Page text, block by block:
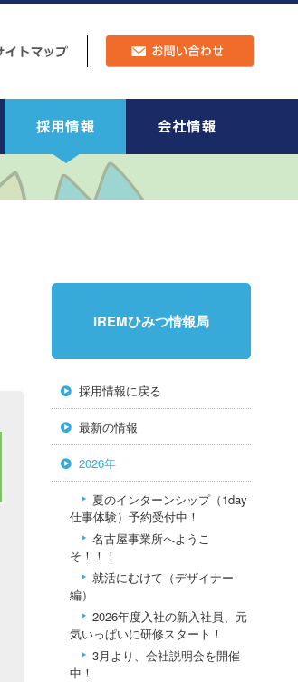
IREMひみつ情報局
採用情報に戻る
最新の情報
2026年
夏のインターンシップ（1day
仕事体験）予約受付中！
名古屋事業所へようこ
そ！！！
就活にむけて（デザイナー
編）
2026年度入社の新入社員、元
気いっぱいに研修スタート！
3月より、会社説明会を開催
中！